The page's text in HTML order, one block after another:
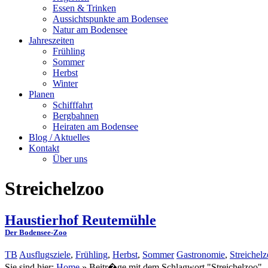
Essen & Trinken
Aussichtspunkte am Bodensee
Natur am Bodensee
Jahreszeiten
Frühling
Sommer
Herbst
Winter
Planen
Schifffahrt
Bergbahnen
Heiraten am Bodensee
Blog / Aktuelles
Kontakt
Über uns
Streichelzoo
Haustierhof Reutemühle
Der Bodensee-Zoo
TB Ausflugsziele, Frühling, Herbst, Sommer Gastronomie,